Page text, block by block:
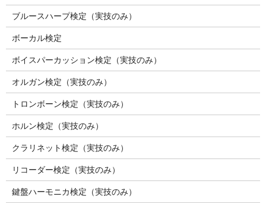
ブルースハープ検定（実技のみ）
ボーカル検定
ボイスパーカッション検定（実技のみ）
オルガン検定（実技のみ）
トロンボーン検定（実技のみ）
ホルン検定（実技のみ）
クラリネット検定（実技のみ）
リコーダー検定（実技のみ）
鍵盤ハーモニカ検定（実技のみ）